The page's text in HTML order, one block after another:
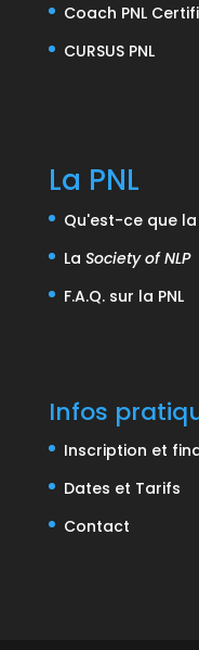
Coach PNL
CURSUS PNL
La PNL
Qu'est-ce que la
La Society of NLP
F.A.Q. sur la PNL
Infos
Inscription et
Dates et Tarifs
Contact